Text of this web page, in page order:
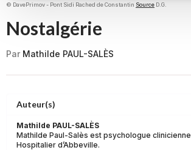
© DavePrimov - Pont Sidi Rached de Constantin Source D.G.
Nostalgérie
Par Mathilde PAUL-SALÈS
Auteur(s)
Mathilde PAUL-SALÈS
Mathilde Paul-Salès est psychologue
Hospitalier d’Abbeville.